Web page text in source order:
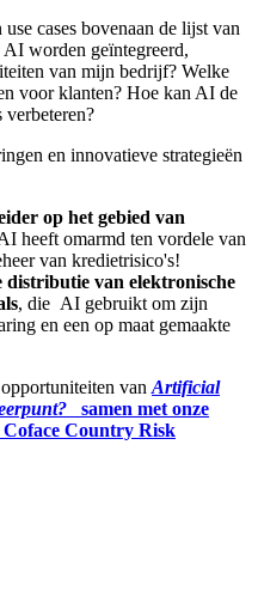
cases bovenaan de lijst van
worden geïntegreerd,
van mijn bedrijf? Welke
voor klanten? Hoe kan AI de
en innovatieve strategieën
op het gebied van
heeft omarmd ten vordele van
van kredietrisico's!
distributie van elektronische
, die AI gebruikt om zijn
en een op maat gemaakte
van Artificial
samen met onze
Country Risk